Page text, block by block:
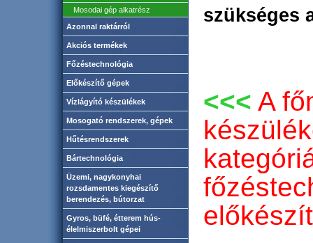
Mosodai gép alkatrész
Azonnal raktárról
Akciós termékek
Főzéstechnológia
Előkészítő gépek
Vízlágyító készülékek
Mosogató rendszerek, gépek
Hűtésrendszerek
Bártechnológia
Üzemi, nagykonyhai
rozsdamentes kiegészítő
berendezés, bútorzat
Gyros, büfé, étterem hús-
élelmiszerbolt gépei
szükséges
<<< A